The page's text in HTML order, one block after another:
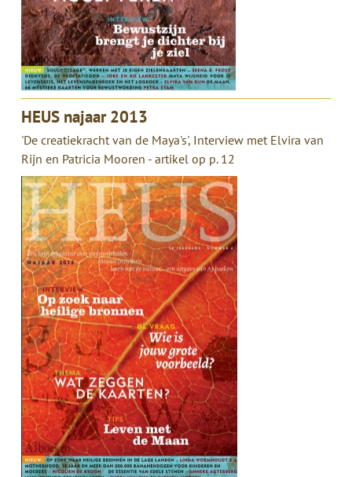
HEUS najaar 2013
'De creatiekracht van de Maya's', Interview met Elvira van
Rijn en Patricia Mooren - artikel op p. 12